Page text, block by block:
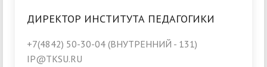
ДИРЕКТОР ИНСТИТУТА ПЕДАГОГИКИ
+7(4842) 50-30-04 (ВНУТРЕННИЙ - 131)
IP@TKSU.RU